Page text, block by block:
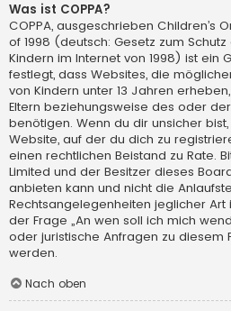
Was ist COPPA?
COPPA, ausgeschrieben Children’s
of 1998 (deutsch: Gesetz zum
Kindern im Internet von 1998) ist ein
festlegt, dass Websites, die
von Kindern unter 13 Jahren
Eltern beziehungsweise des oder
benötigen. Wenn du dir unsicher
Website, auf der du dich zu
einen rechtlichen Beistand zu Rate.
Limited und der Besitzer dieses
anbieten kann und nicht die
Rechtsangelegenheiten jeglicher
der Frage „An wen soll ich mich
oder juristische Anfragen zu diesem
werden.
Nach oben